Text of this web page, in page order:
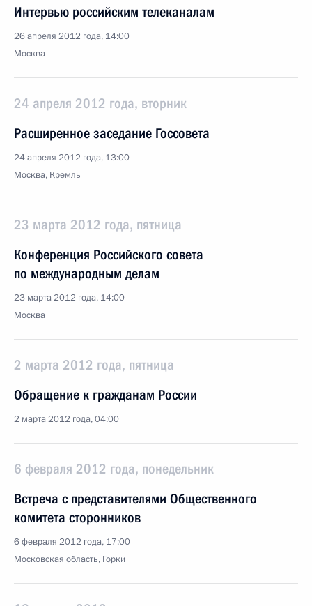
Интервью российским телеканалам
26 апреля 2012 года, 14:00
Москва
24 апреля 2012 года, вторник
Расширенное заседание Госсовета
24 апреля 2012 года, 13:00
Москва, Кремль
23 марта 2012 года, пятница
Конференция Российского совета
по международным делам
23 марта 2012 года, 14:00
Москва
2 марта 2012 года, пятница
Обращение к гражданам России
2 марта 2012 года, 04:00
6 февраля 2012 года, понедельник
Встреча с представителями Общественного
комитета сторонников
6 февраля 2012 года, 17:00
Московская область, Горки